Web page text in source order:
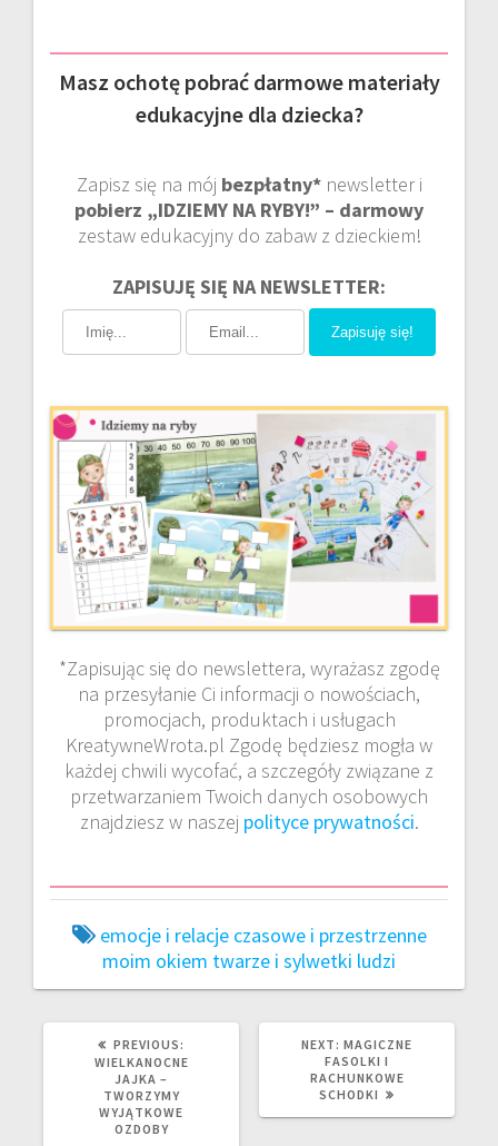
Masz ochotę pobrać darmowe materiały
edukacyjne dla dziecka?
Zapisz się na mój bezpłatny*newsletter i
pobierz „IDZIEMY NA RYBY!” – darmowy
zestaw edukacyjny do zabaw z dzieckiem!
ZAPISUJĘ SIĘ NA NEWSLETTER:
Zapisuję się!
*Zapisując się do newslettera, wyrażasz zgodę
na przesyłanie Ci informacji o nowościach,
promocjach, produktach i usługach
KreatywneWrota.pl Zgodę będziesz mogła w
każdej chwili wycofać, a szczegóły związane z
przetwarzaniem Twoich danych osobowych
znajdziesz w naszej polityce prywatności.
emocje i relacje czasowe i przestrzenne
moim okiem twarze i sylwetki ludzi
PREVIOUS:
POST:
WIELKANOCNE
JAJKA –
TWORZYMY
WYJĄTKOWE
OZDOBY
NEXT: NEXT
POST:
MAGICZNE
FASOLKI I
RACHUNKOWE
SCHODKI